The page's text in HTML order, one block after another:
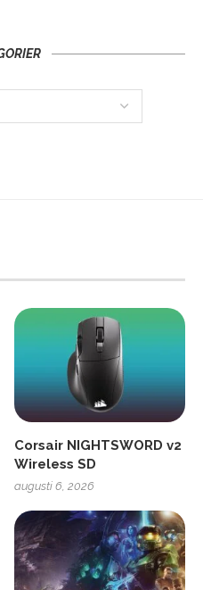
Corsair NIGHTSWORD v2
Wireless SD
augusti 6, 2026